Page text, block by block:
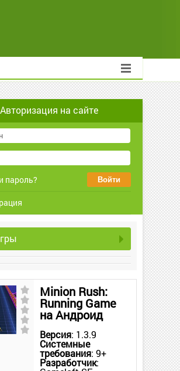
Авторизация на сайте
пароль?
Minion Rush:
Running Game
на Андроид
Версия: 1.3.9
Системные
требования: 9+
Разработчик: